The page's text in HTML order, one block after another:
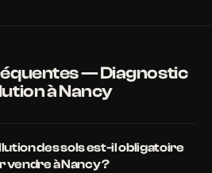
— Diagnostic
à Nancy
des sols est-il obligatoire
vendre à Nancy ?